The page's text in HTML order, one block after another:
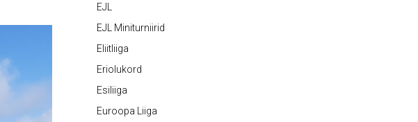
EJL
EJL Miniturniirid
Eliitliiga
Eriolukord
Esiliiga
Euroopa Liiga